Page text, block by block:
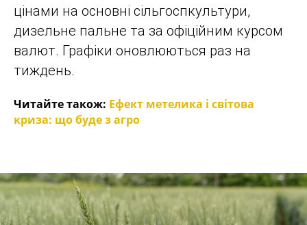
цінами на основні сільгоспкультури,
дизельне пальне та за офіційним курсом
валют. Графіки оновлюються раз на
тиждень.
Читайте також: Ефект метелика і світова
криза: що буде з агро